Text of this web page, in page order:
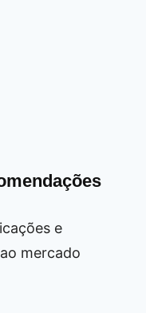
e
mercado